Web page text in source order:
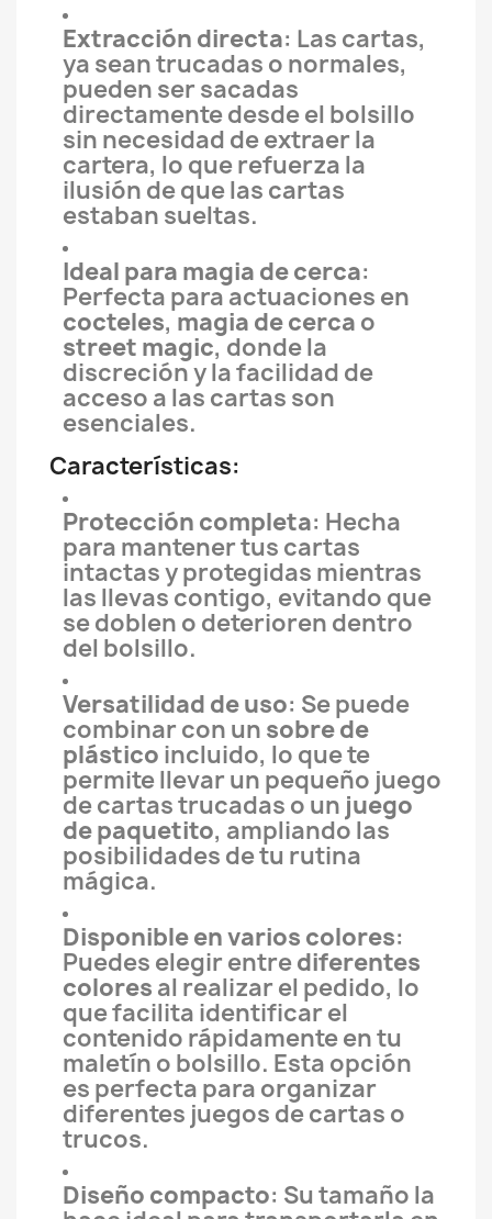
Extracción directa: Las cartas,
ya sean trucadas o normales,
pueden ser sacadas
directamente desde el bolsillo
sin necesidad de extraer la
cartera, lo que refuerza la
ilusión de que las cartas
estaban sueltas.
Ideal para magia de cerca:
Perfecta para actuaciones en
cocteles, magia de cerca o
street magic, donde la
discreción y la facilidad de
acceso a las cartas son
esenciales.
Características:
Protección completa: Hecha
para mantener tus cartas
intactas y protegidas mientras
las llevas contigo, evitando que
se doblen o deterioren dentro
del bolsillo.
Versatilidad de uso: Se puede
combinar con un sobre de
plástico incluido, lo que te
permite llevar un pequeño juego
de cartas trucadas o un juego
de paquetito, ampliando las
posibilidades de tu rutina
mágica.
Disponible en varios colores:
Puedes elegir entrediferentes
colores al realizar el pedido, lo
que facilita identificar el
contenido rápidamente en tu
maletín o bolsillo. Esta opción
es perfecta para organizar
diferentes juegos de cartas o
trucos.
Diseño compacto: Su tamaño la